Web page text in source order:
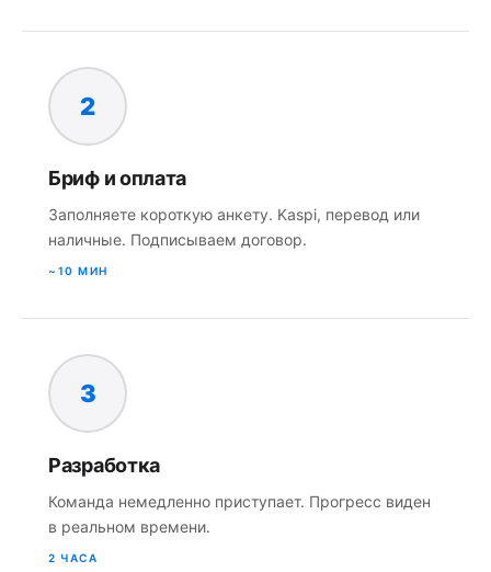
2
Бриф и оплата
Заполняете короткую анкету. Kaspi, перевод или
наличные. Подписываем договор.
~10 МИН
3
Разработка
Команда немедленно приступает. Прогресс виден
в реальном времени.
2 ЧАСА